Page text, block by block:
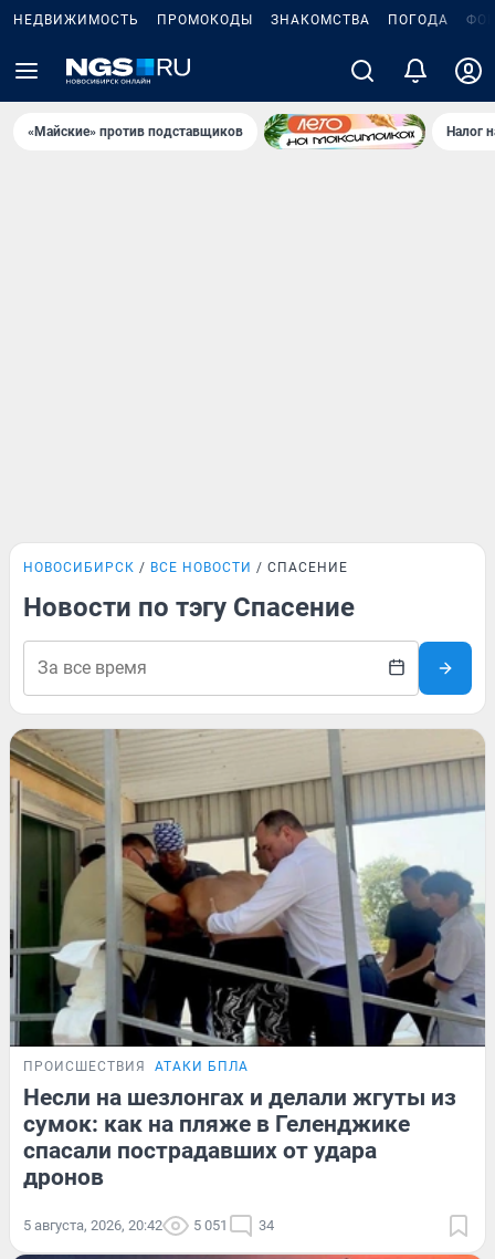
НЕДВИЖИМОСТЬ ПРОМОКОДЫ ЗНАКОМСТВА ПОГОДА
«Майские» против подставщиков Налог
НОВОСИБИРСК ВСЕ НОВОСТИ СПАСЕНИЕ
Новости по тэгу Спасение
ПРОИСШЕСТВИЯ АТАКИ БПЛА
Несли на шезлонгах и делали жгуты из
сумок: как на пляже в Геленджике
спасали пострадавших от удара
дронов
5 августа, 2026, 20:42 5 051 34